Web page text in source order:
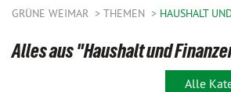
GRÜNE WEIMAR THEMEN HAUSHALT
Alles aus "Haushalt und
Alle